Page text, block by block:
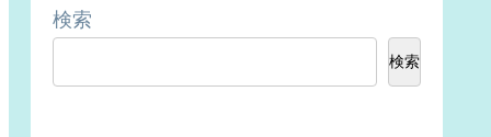
検索
検索